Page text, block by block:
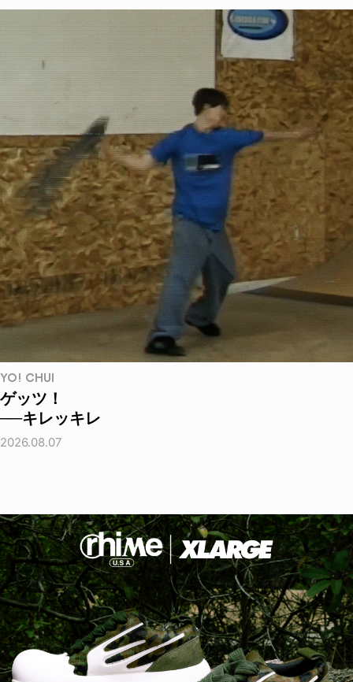
YO! CHUI
ゲッツ！
──キレッキレ
2026.08.07